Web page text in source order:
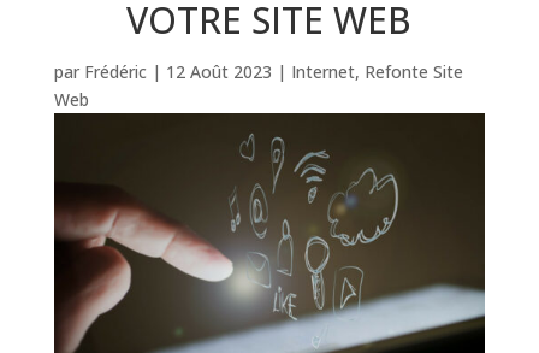
VOTRE SITE WEB
par Frédéric| 12 Août 2023 | Internet, Refonte Site
Web